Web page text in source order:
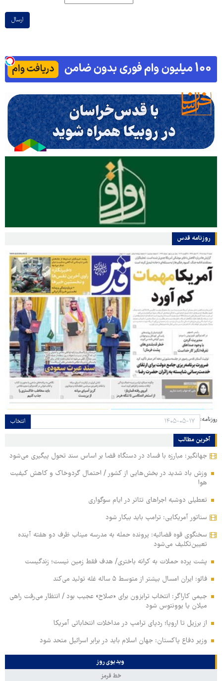
ارسال
روزنامه قدس
روزنامه: انتخاب
آخرین مطالب
جهانگیر: مبارزه با فساد در دستگاه قضا بر اساس سند تحول پیگیری می‌شود
وزش باد شدید در بخش‌هایی از کشور / احتمال گردوخاک و کاهش کیفیت
هوا
تعطیلی دوشبه اجراهای تئاتر در ایام سوگواری
سناتور آمریکایی: ترامپ باید بیکار شود
سخنگوی قوه قضائیه: پرونده حمله به مدرسه میناب ظرف دو هفته آینده
تعیین‌تکلیف می‌شود
پشت پرده حملات به کرانه باختری/ هدف فقط زمین نیست؛ زندگیست
فائو: ایران امسال بیشتر از متوسط ۵ ساله غله تولید می‌کند
جیمی کاراگر: انتخاب ترابزون برای «صلاح» عجیب بود / انتظار می‌رفت راهی
میلان یا یوونتوس شود
از برزیل تا اروپا؛ ردپای ترامپ در مداخلات انتخاباتی آمریکا
وزیر دفاع پاکستان: جهان اسلام باید در برابر اسرائیل متحد شود
ویدیوی روز
خط قرمز